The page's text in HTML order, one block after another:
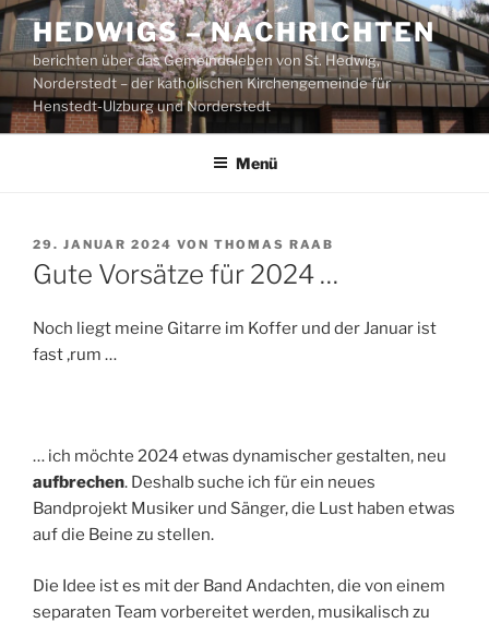
Zum
Inhalt
springen
HEDWIGS – NACHRICHTEN
berichten über das Gemeindeleben von St. Hedwig,
Norderstedt – der katholischen Kirchengemeinde für
Henstedt-Ulzburg und Norderstedt
Menü
VERÖFFENTLICHT
AM
29. JANUAR 2024 VON THOMAS RAAB
Gute Vorsätze für 2024 …
Noch liegt meine Gitarre im Koffer und der Januar ist
fast ‚rum …
… ich möchte 2024 etwas dynamischer gestalten, neu
aufbrechen. Deshalb suche ich für ein neues
Bandprojekt Musiker und Sänger, die Lust haben etwas
auf die Beine zu stellen.
Die Idee ist es mit der Band Andachten, die von einem
separaten Team vorbereitet werden, musikalisch zu